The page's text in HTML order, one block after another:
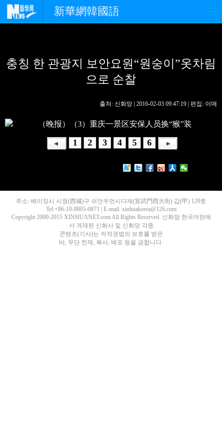
新華網韓國語
경제 사회 포토
핫 TV
생생 중국어
충칭 한 관광지 보안요원“원숭이”옷차림
으로 순찰
출처: 신화망 | 2016-02-03 09:47:19 | 편집: 이매
1 2 3 4 5 6
주소: 베이징시 시청(西城)구 쉬안우먼시다제(宣武門西大街) 갑(甲) 129호
Tel:+86-10-8805-0871 | E-mail: xinhuakorea@126.com
Copyright 2000-2015 XINHUANET.com All Rights Reserved. 신화망 한국어판에
서 게재된 신화사 및 신화망 각종
콘텐츠(기사)는 저작권법의 보호를 받은
바, 무단 전재, 복사, 배포 등을 금합니다.